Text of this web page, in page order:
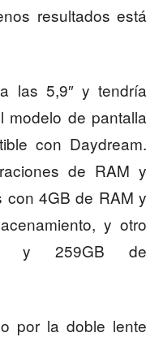
resultados está
las 5,9″ y tendría
modelo de pantalla
con Daydream.
de RAM y
con 4GB de RAM y
y otro
y 259GB de
por la doble lente